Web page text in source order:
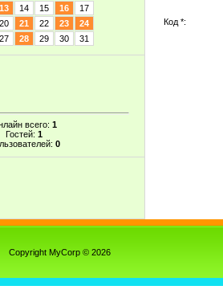
13 14 15 16
17
20 21 22 23
24
27 28 29 30 31
всего: 1
Гостей: 1
0
Код *:
Copyright MyCorp © 2026